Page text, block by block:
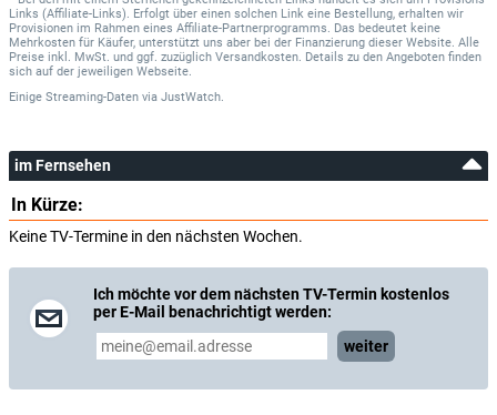
Links (Affiliate-Links). Erfolgt über einen solchen Link eine Bestellung, erhalten wir
Provisionen im Rahmen eines Affiliate-Partnerprogramms. Das bedeutet keine
Mehrkosten für Käufer, unterstützt uns aber bei der Finanzierung dieser Website. Alle
Preise inkl. MwSt. und ggf. zuzüglich Versandkosten. Details zu den Angeboten finden
sich auf der jeweiligen Webseite.
Einige Streaming-Daten via JustWatch.
im Fernsehen
In Kürze:
Keine TV-Termine in den nächsten Wochen.
Ich möchte vor dem nächsten TV-Termin kostenlos
per E-Mail benachrichtigt werden:
weiter